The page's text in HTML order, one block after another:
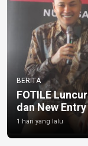
BERITA
FOTILE
dan New
1 hari yang lalu